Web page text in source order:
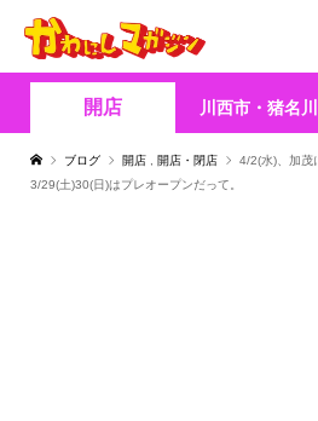
開店 川西市・猪名
ブログ 開店 開店・閉店
4/2(水)、加茂
3/29(土)30(日)はプレオープンだって。